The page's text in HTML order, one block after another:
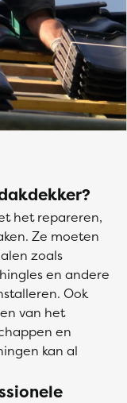
het repareren,
Ze moeten
zoals
en andere
Ook
van het
en
kan al